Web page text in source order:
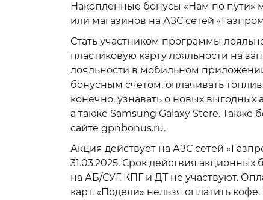
Накопленные бонусы «Нам по пути»
или магазинов на АЗС сетей
Стать участником программы
пластиковую карту лояльности на
лояльности в мобильном
бонусным счетом, оплачивать
конечно, узнавать о новых
а также Samsung Galaxy Store.
сайте gpnbonus.ru.
Акция действует на АЗС сетей
31.03.2025. Срок действия
на АБ/СУГ. КПГ и ДТ не участвуют.
карт. «Подели» нельзя оплатить